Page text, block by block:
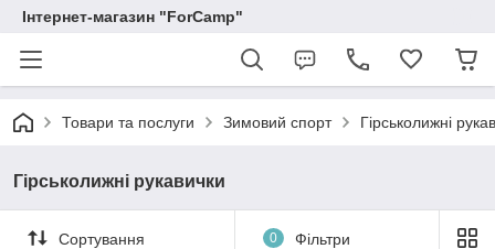
Інтернет-магазин "ForCamp"
Товари та послуги Зимовий спорт Гірськолижні
Гірськолижні рукавички
Сортування 0 Фільтри